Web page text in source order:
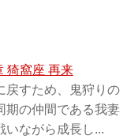
猗窩座 再来
戻すため、鬼狩りの
期の仲間である我妻
いながら成長し...